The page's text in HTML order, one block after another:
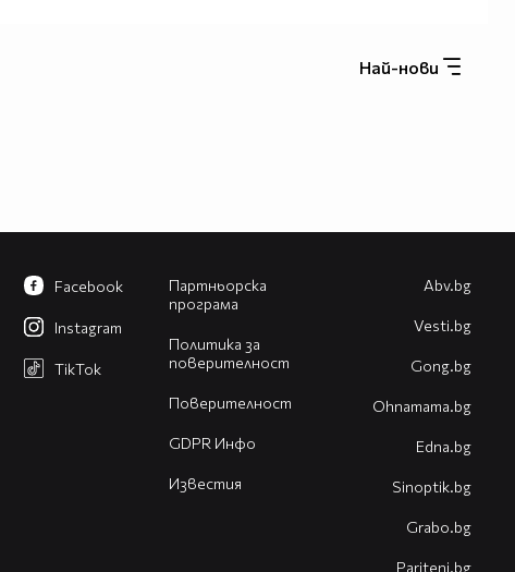
Най-нови
Партньорска
програма
Политика за
поверителност
Поверителност
GDPR Инфо
Известия
Facebook
Instagram
TikTok
Abv.bg
Vesti.bg
Gong.bg
Оhnamama.bg
Edna.bg
Sinoptik.bg
Grabo.bg
Pariteni.bg